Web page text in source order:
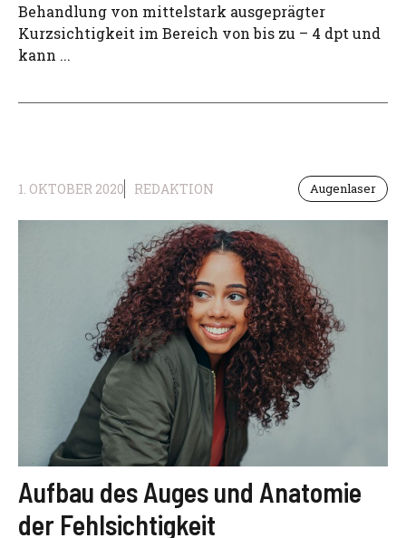
Behandlung von mittelstark ausgeprägter
Kurzsichtigkeit im Bereich von bis zu – 4 dpt und
kann ...
1. OKTOBER 2020 REDAKTION Augenlaser
Aufbau des Auges und Anatomie
der Fehlsichtigkeit